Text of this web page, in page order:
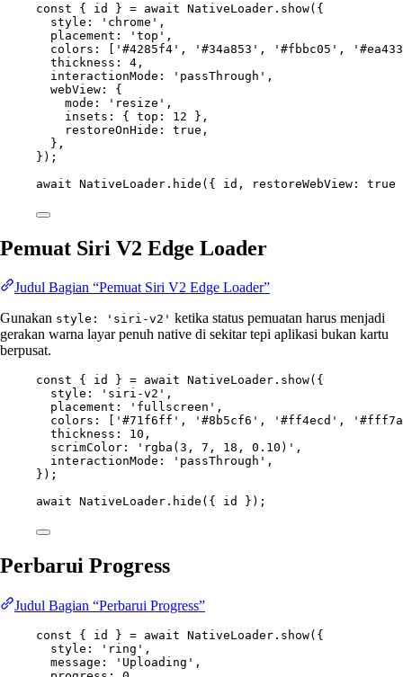
const { id } = await NativeLoader. show({
style:
'chrome' ,
placement:
'top' ,
colors: [ '#4285f4' , '#34a853' , '#fbbc05' ,
thickness: 4 ,
interactionMode:
'passThrough' ,
webView: {
mode:
'resize' ,
insets: { top: 12 },
restoreOnHide: true ,
},
});
await NativeLoader. hide ({ id, restoreWebView: true
Pemuat Siri V2 Edge Loader
Judul Bagian “Pemuat Siri V2 Edge Loader”
Gunakan style: 'siri-v2' ketika status pemuatan harus menjadi
gerakan warna layar penuh native di sekitar tepi aplikasi bukan kartu
berpusat.
const { id } = await NativeLoader. show({
style:
'siri-v2' ,
placement:
'fullscreen' ,
colors: [
'#71f6ff' , '#8b5cf6' , '#ff4ecd' ,
thickness: 10 ,
scrimColor:
'rgba(3, 7, 18, 0.10)' ,
interactionMode:
'passThrough' ,
});
await NativeLoader. hide ({ id });
Perbarui Progress
Judul Bagian “Perbarui Progress”
const { id } = await NativeLoader. show({
style:
'ring' ,
message:
'Uploading' ,